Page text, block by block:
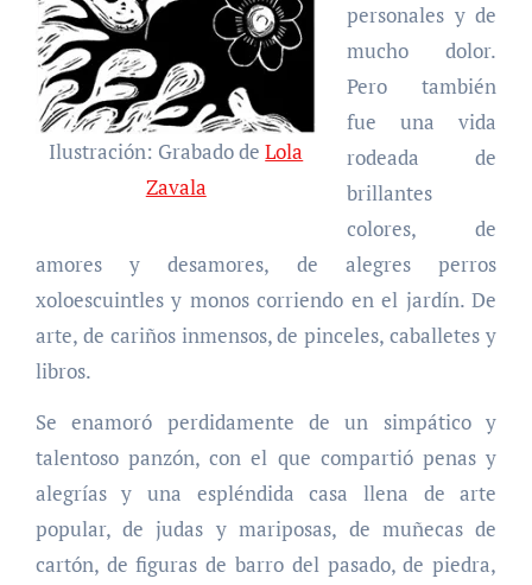
Ilustración: Grabado deLola
Zavala
personales y de
mucho dolor.
Pero también
fue una vida
rodeada de
brillantes
colores, de
amores y desamores, de alegres perros
xoloescuintles y monos corriendo en el jardín. De
arte, de cariños inmensos, de pinceles, caballetes y
libros.
Se enamoró perdidamente de un simpático y
talentoso panzón, con el que compartió penas y
alegrías y una espléndida casa llena de arte
popular, de judas y mariposas, de muñecas de
cartón, de figuras de barro del pasado, de piedra,